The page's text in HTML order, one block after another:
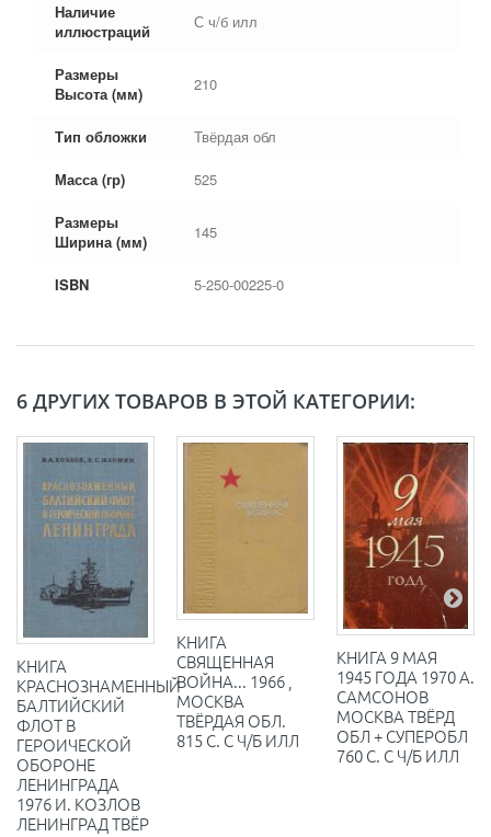
Наличие
иллюстраций
С ч/б илл
Размеры
Высота (мм)
210
Тип обложки Твёрдая обл
Масса (гр) 525
Размеры
Ширина (мм)
145
ISBN 5-250-00225-0
6 ДРУГИХ ТОВАРОВ В ЭТОЙ КАТЕГОРИИ:
КНИГА
КРАСНОЗНАМЕННЫЙ
БАЛТИЙСКИЙ
ФЛОТ В
ГЕРОИЧЕСКОЙ
ОБОРОНЕ
ЛЕНИНГРАДА
1976 И. КОЗЛОВ
ЛЕНИНГРАД ТВЁР
КНИГА
СВЯЩЕННАЯ
ВОЙНА... 1966 ,
МОСКВА
ТВЁРДАЯ ОБЛ.
815 С. С Ч/Б ИЛЛ
КНИГА 9 МАЯ
1945 ГОДА 1970 А.
САМСОНОВ
МОСКВА ТВЁРД
ОБЛ + СУПЕРОБЛ
760 С. С Ч/Б ИЛЛ